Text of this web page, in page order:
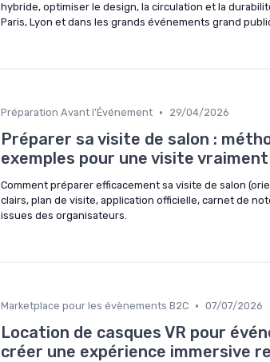
hybride, optimiser le design, la circulation et la
Paris, Lyon et dans les grands événements grand
Préparation Avant l'Événement • 29/04/2026
Préparer sa visite de salon :
exemples pour une visite
Comment préparer efficacement sa visite de salon
clairs, plan de visite, application officielle, carnet de
issues des organisateurs.
Marketplace pour les évènements B2C • 07/07/2026
Location de casques VR pour
créer une expérience immersive